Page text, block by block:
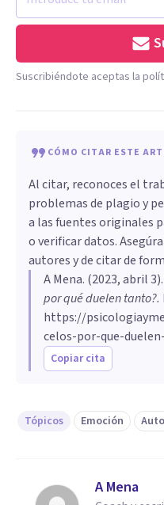
Suscribiéndote aceptas la
CÓMO CITAR ESTE
Al citar, reconoces el
problemas de plagio y
a las fuentes originales
o verificar datos.
autores y de citar de
A Mena. (2023, abril 3).
por qué duelen tanto?.
https://
celos-por-que-
Copiar cita
Tópicos Emoción
A Mena